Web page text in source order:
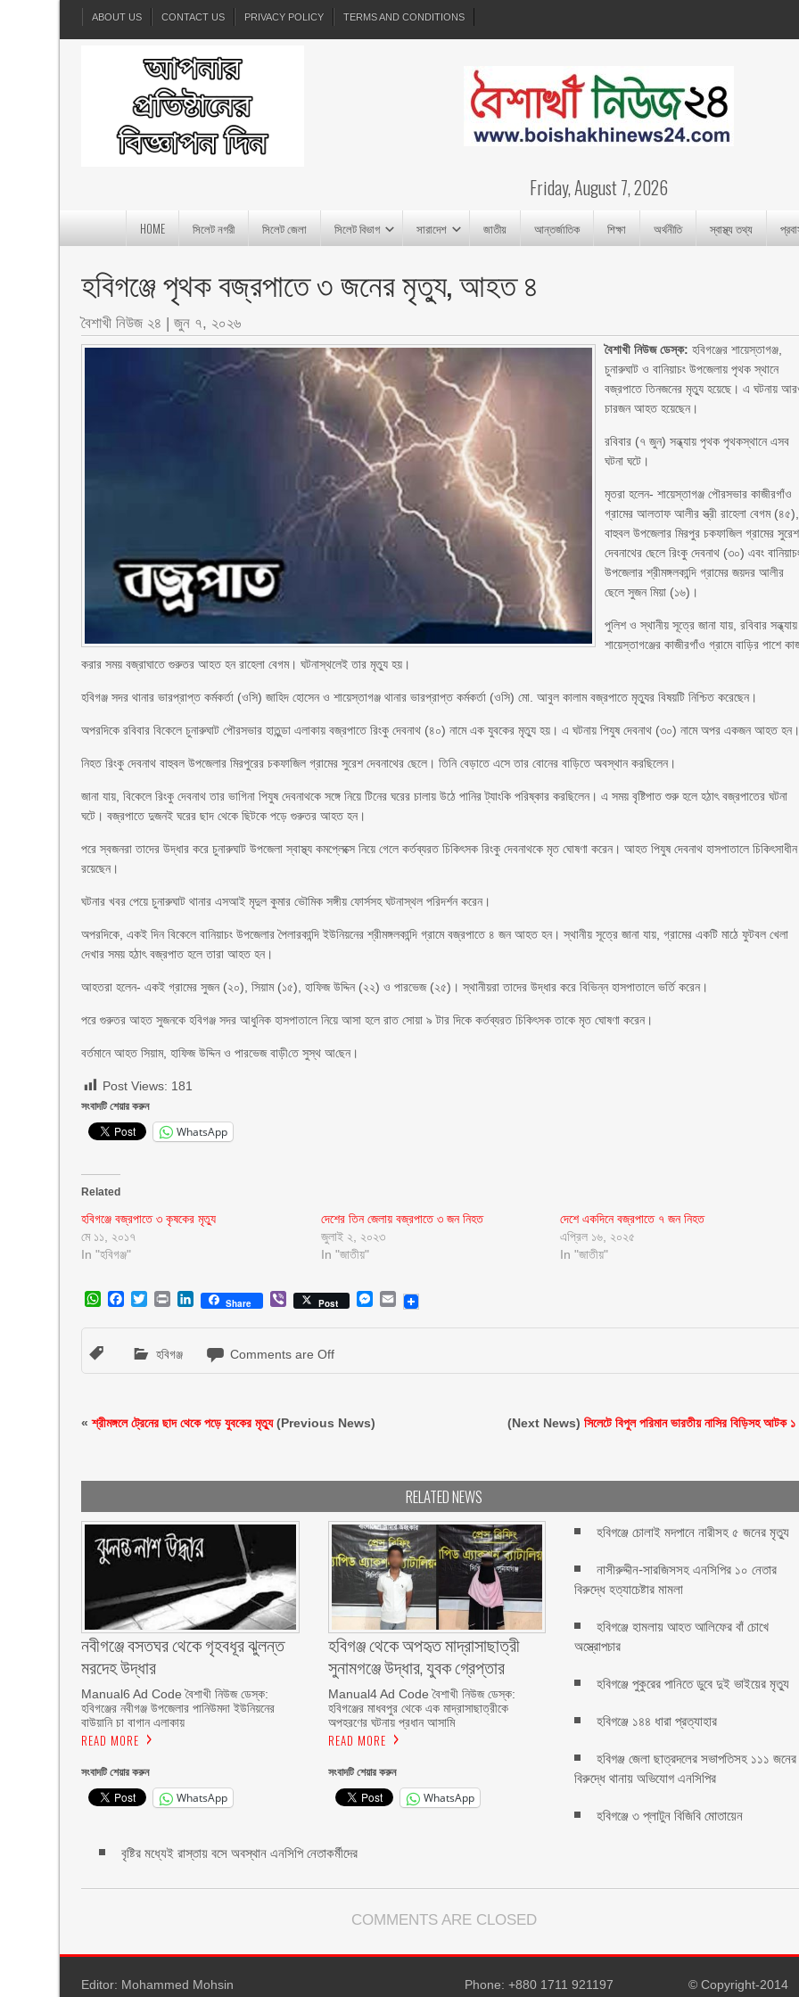
ABOUT US CONTACT US PRIVACY POLICY TERMS AND CONDITIONS
Friday, August 7, 2026
HOME সিলেট নগরী সিলেট জেলা সিলেট বিভাগ সারাদেশ জাতীয় আন্তর্জাতিক শিক্ষা অর্থনীতি স্বাস্থ্য তথ্য
হবিগঞ্জে পৃথক বজ্রপাতে ৩ জনের মৃত্যু, আহত ৪
বৈশাখী নিউজ ২৪ |জুন ৭, ২০২৬
বৈশাখী নিউজ ডেস্ক: হবিগঞ্জের শায়েস্তাগঞ্জ,
চুনারুঘাট ও বানিয়াচং উপজেলায় পৃথক স্থানে
বজ্রপাতে তিনজনের মৃত্যু হয়েছে। এ ঘটনায়
চারজন আহত হয়েছেন।
রবিবার (৭ জুন) সন্ধ্যায় পৃথক পৃথকস্থানে এসব
ঘটনা ঘটে।
মৃতরা হলেন- শায়েস্তাগঞ্জ পৌরসভার কাজীরগাঁও
গ্রামের আলতাফ আলীর স্ত্রী রাহেলা বেগম (৪৫),
বাহুবল উপজেলার মিরপুর চকফাজিল গ্রামের সুরেশ
দেবনাথের ছেলে রিংকু দেবনাথ (৩০) এবং
উপজেলার শ্রীমঙ্গলকান্দি গ্রামের জয়দর আলীর
ছেলে সুজন মিয়া (১৬)।
পুলিশ ও স্থানীয় সূত্রে জানা যায়, রবিবার সন্ধ্যায়
শায়েস্তাগঞ্জের কাজীরগাঁও গ্রামে বাড়ির পাশে
করার সময় বজ্রাঘাতে গুরুতর আহত হন রাহেলা বেগম। ঘটনাস্থলেই তার মৃত্যু হয়।
হবিগঞ্জ সদর থানার ভারপ্রাপ্ত কর্মকর্তা (ওসি) জাহিদ হোসেন ও শায়েস্তাগঞ্জ থানার ভারপ্রাপ্ত কর্মকর্তা (ওসি) মো. আবুল কালাম বজ্রপাতে মৃত্যুর বিষয়টি নিশ্চিত করেছেন।
অপরদিকে রবিবার বিকেলে চুনারুঘাট পৌরসভার হাতুন্ডা এলাকায় বজ্রপাতে রিংকু দেবনাথ (৪০) নামে এক যুবকের মৃত্যু হয়। এ ঘটনায় পিযুষ দেবনাথ (৩০) নামে অপর একজন আহত
নিহত রিংকু দেবনাথ বাহুবল উপজেলার মিরপুরের চকফাজিল গ্রামের সুরেশ দেবনাথের ছেলে। তিনি বেড়াতে এসে তার বোনের বাড়িতে অবস্থান করছিলেন।
জানা যায়, বিকেলে রিংকু দেবনাথ তার ভাগিনা পিযুষ দেবনাথকে সঙ্গে নিয়ে টিনের ঘরের চালায় উঠে পানির ট্যাংকি পরিষ্কার করছিলেন। এ সময় বৃষ্টিপাত শুরু হলে হঠাৎ বজ্রপাতের ঘটনা
ঘটে। বজ্রপাতে দুজনই ঘরের ছাদ থেকে ছিটকে পড়ে গুরুতর আহত হন।
পরে স্বজনরা তাদের উদ্ধার করে চুনারুঘাট উপজেলা স্বাস্থ্য কমপ্লেক্সে নিয়ে গেলে কর্তব্যরত চিকিৎসক রিংকু দেবনাথকে মৃত ঘোষণা করেন। আহত পিযুষ দেবনাথ হাসপাতালে চিকিৎসাধীন
রয়েছেন।
ঘটনার খবর পেয়ে চুনারুঘাট থানার এসআই মৃদুল কুমার ভৌমিক সঙ্গীয় ফোর্সসহ ঘটনাস্থল পরিদর্শন করেন।
অপরদিকে, একই দিন বিকেলে বানিয়াচং উপজেলার পৈলারকান্দি ইউনিয়নের শ্রীমঙ্গলকান্দি গ্রামে বজ্রপাতে ৪ জন আহত হন। স্থানীয় সূত্রে জানা যায়, গ্রামের একটি মাঠে ফুটবল খেলা
দেখার সময় হঠাৎ বজ্রপাত হলে তারা আহত হন।
আহতরা হলেন- একই গ্রামের সুজন (২০), সিয়াম (১৫), হাফিজ উদ্দিন (২২) ও পারভেজ (২৫)। স্থানীয়রা তাদের উদ্ধার করে বিভিন্ন হাসপাতালে ভর্তি করেন।
পরে গুরুতর আহত সুজনকে হবিগঞ্জ সদর আধুনিক হাসপাতালে নিয়ে আসা হলে রাত সোয়া ৯ টার দিকে কর্তব্যরত চিকিৎসক তাকে মৃত ঘোষণা করেন।
বর্তমানে আহত সিয়াম, হাফিজ উদ্দিন ও পারভেজ বাড়ী‌তে সুস্থ আ‌ছেন।
Post Views: 181
সংবাদটি শেয়ার করুন
WhatsApp
Related
হবিগঞ্জে বজ্রপাতে ৩ কৃষকের মৃত্যু
মে ১১, ২০১৭
In "হবিগঞ্জ"
দেশের তিন জেলায় বজ্রপাতে ৩ জন নিহত
জুলাই ২, ২০২৩
In "জাতীয়"
দেশে একদিনে বজ্রপাতে ৭ জন নিহত
এপ্রিল ১৬, ২০২৫
In "জাতীয়"
WhatsApp
Facebook
Twitter
Print LinkedIn
Share ViberPost Messenger
Email
হবিগঞ্জ Comments are Off
«শ্রীমঙ্গলে ট্রেনের ছাদ থেকে পড়ে যুবকের মৃত্যু(Previous News) (Next News)সিলেটে বিপুল পরিমান ভারতীয় নাসির বিড়িসহ আটক ১
RELATED NEWS
নবীগঞ্জে বসতঘর থেকে গৃহবধূর ঝুলন্ত
মরদেহ উদ্ধার
Manual6 Ad Code বৈশাখী নিউজ ডেস্ক:
হবিগঞ্জের নবীগঞ্জ উপজেলার পানিউমদা ইউনিয়নের
বাউয়ানি চা বাগান এলাকায়
READ MORE
সংবাদটি শেয়ার করুন
WhatsApp
হবিগঞ্জ থেকে অপহৃত মাদ্রাসাছাত্রী
সুনামগঞ্জে উদ্ধার, যুবক গ্রেপ্তার
Manual4 Ad Code বৈশাখী নিউজ ডেস্ক:
হবিগঞ্জের মাধবপুর থেকে এক মাদ্রাসাছাত্রীকে
অপহরণের ঘটনায় প্রধান আসামি
READ MORE
সংবাদটি শেয়ার করুন
WhatsApp
হবিগঞ্জে চোলাই মদপানে নারীসহ ৫ জনের মৃত্যু
নাসীরুদ্দীন-সারজিসসহ এনসিপির ১০ নেতার
বিরুদ্ধে হত্যাচেষ্টার মামলা
হবিগঞ্জে হামলায় আহত আলিফের বাঁ চোখে
অস্ত্রোপচার
হবিগঞ্জে পুকুরের পানিতে ডুবে দুই ভাইয়ের মৃত্যু
হবিগঞ্জে ১৪৪ ধারা প্রত্যাহার
হবিগঞ্জ জেলা ছাত্রদলের সভাপতিসহ ১১১ জনের
বিরুদ্ধে থানায় অভিযোগ এনসিপির
হবিগঞ্জে ৩ প্লাটুন বিজিবি মোতায়েন
বৃষ্টির মধ্যেই রাস্তায় বসে অবস্থান এনসিপি নেতাকর্মীদের
COMMENTS ARE CLOSED
Editor: Mohammed Mohsin Phone: +880 1711 921197 © Copyright-2014